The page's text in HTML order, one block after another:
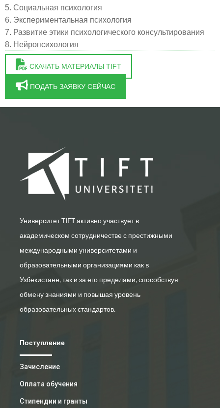
5. Социальная психология
6. Экспериментальная психология
7. Развитие этики психологического консультирования
8. Нейропсихология
СКАЧАТЬ МАТЕРИАЛЫ TIFT
ПОДАТЬ ЗАЯВКУ СЕЙЧАС
Университет TIFT активно участвует в
академическом сотрудничестве с престижными
международными университетами и
образовательными организациями как в
Узбекистане, так и за его пределами, способствуя
обмену знаниями и повышая уровень
образовательных стандартов.
Поступление
Зачисление
Оплата обучения
Стипендии и гранты